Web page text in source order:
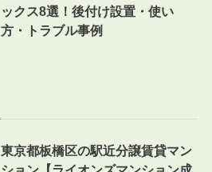
ックス8選！後付け設置・使い
方・トラブル事例
東京都板橋区の駅近分譲賃貸マン